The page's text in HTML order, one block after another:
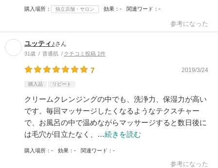
購入場所 独立店舗・サロン 効果 - 関連ワード -
参考になった
ユッティ♪さん
31歳 普通肌 クチコミ投稿 1件
7 2019/3/24
購入品 リピート
クリームクレンジングの中でも、洗浄力、保湿力が高い
です。毎回マッサージしたくなるようなテクスチャー
で、お風呂の中で温めながらマッサージすると数日後に
は毛穴が目立たなく、…続きを読む
購入場所 - 効果 - 関連ワード -
参考になった